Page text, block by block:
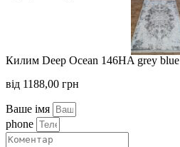
Килим Deep Ocean 146HA grey blue
від 1188,00 грн
Ваше імя
phone